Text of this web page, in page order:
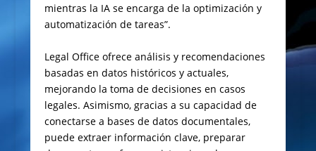
mientras la IA se encarga de la optimización y
automatización de tareas”.
Legal Office ofrece análisis y recomendaciones
basadas en datos históricos y actuales,
mejorando la toma de decisiones en casos
legales. Asimismo, gracias a su capacidad de
conectarse a bases de datos documentales,
puede extraer información clave, preparar